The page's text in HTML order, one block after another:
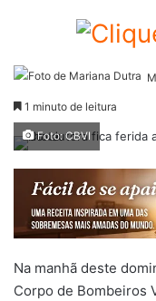
1 minuto de leitura
Foto: CBVI
Na manhã deste
Corpo de Bombeiros